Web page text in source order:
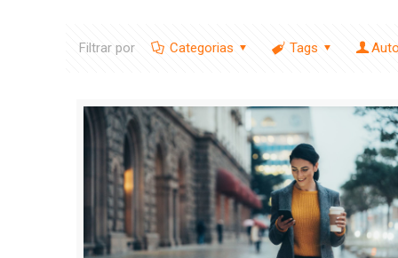
Filtrar por Categorias Tags